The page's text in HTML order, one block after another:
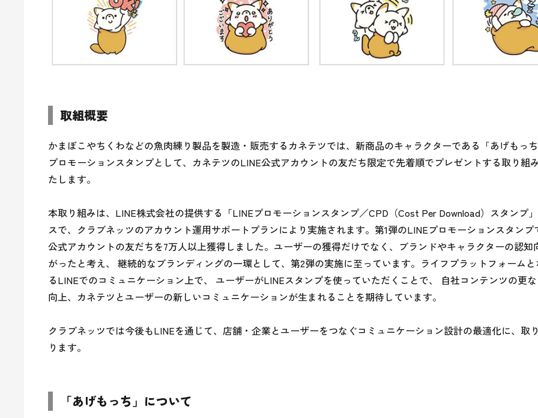
取組概要
かまぼこやちくわなどの魚肉練り製品を製造・販売するカネテツでは、新商品のキャラクターである「あげもっ
プロモーションスタンプとして、カネテツのLINE公式アカウントの友だち限定で先着順でプレゼントする取り組
たします。
本取り組みは、LINE株式会社の提供する「LINEプロモーションスタンプ／CPD（Cost Per Download）スタンプ
スで、クラブネッツのアカウント運用サポートプランにより実施されます。第1弾のLINEプロモーションスタンプ
公式アカウントの友だちを7万人以上獲得しました。ユーザーの獲得だけでなく、ブランドやキャラクターの認知
がったと考え、 継続的なブランディングの一環として、第2弾の実施に至っています。ライフプラットフォーム
るLINEでのコミュニケーション上で、 ユーザーがLINEスタンプを使っていただくことで、 自社コンテンツの更
向上、カネテツとユーザーの新しいコミュニケーションが生まれることを期待しています。
クラブネッツでは今後もLINEを通じて、店舗・企業とユーザーをつなぐコミュニケーション設計の最適化に、取
ります。
「あげもっち」について